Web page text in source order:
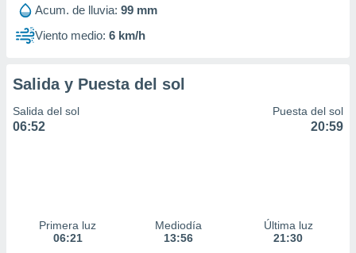
Acum. de lluvia: 99 mm
Viento medio: 6 km/h
Salida y Puesta del sol
Salida del sol
06:52
Puesta del sol
20:59
Primera luz
06:21
Mediodía
13:56
Última luz
21:30